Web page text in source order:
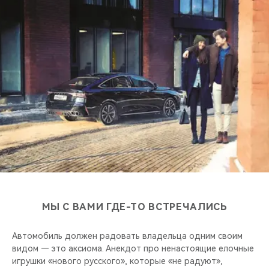
МЫ С ВАМИ ГДЕ-ТО ВСТРЕЧАЛИСЬ
Автомобиль должен радовать владельца одним своим
видом — это аксиома. Анекдот про ненастоящие елочные
игрушки «нового русского», которые «не радуют»,